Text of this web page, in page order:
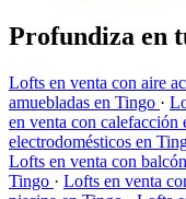
Profundiza en
Lofts en venta con aire
amuebladas en Tingo ·
en venta con calefacción
electrodomésticos en
Lofts en venta con
Tingo · Lofts en venta